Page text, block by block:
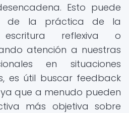
Esto puede
de la práctica de la
reflexiva o
atención a nuestras
en situaciones
es útil buscar feedback
que a menudo pueden
más objetiva sobre